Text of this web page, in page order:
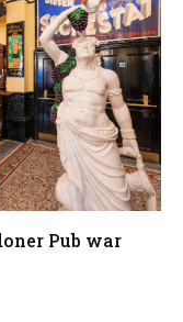
Pub war